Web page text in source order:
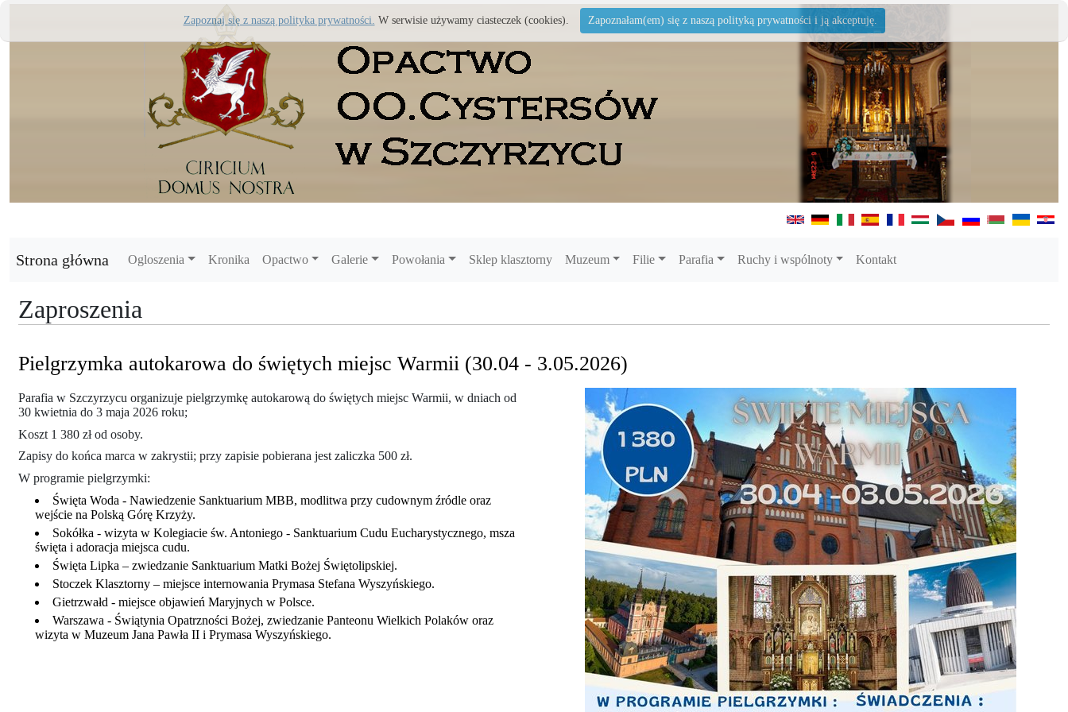
Strona główna Ogloszenia Kronika Opactwo Galerie Powołania Sklep klasztorny Muzeum Filie Parafia Ruchy i wspólnoty Kontakt
Zaproszenia
Pielgrzymka autokarowa do świętych miejsc Warmii (30.04 - 3.05.2026)
Parafia w Szczyrzycu organizuje pielgrzymkę autokarową do świętych miejsc Warmii, w dniach od
30 kwietnia do 3 maja 2026 roku;
Koszt 1 380 zł od osoby.
Zapisy do końca marca w zakrystii; przy zapisie pobierana jest zaliczka 500 zł.
W programie pielgrzymki:
Święta Woda - Nawiedzenie Sanktuarium MBB, modlitwa przy cudownym źródle oraz
wejście na Polską Górę Krzyży.
Sokółka - wizyta w Kolegiacie św. Antoniego - Sanktuarium Cudu Eucharystycznego, msza
święta i adoracja miejsca cudu.
Święta Lipka – zwiedzanie Sanktuarium Matki Bożej Świętolipskiej.
Stoczek Klasztorny – miejsce internowania Prymasa Stefana Wyszyńskiego.
Gietrzwałd - miejsce objawień Maryjnych w Polsce.
Warszawa - Świątynia Opatrzności Bożej, zwiedzanie Panteonu Wielkich Polaków oraz
wizyta w Muzeum Jana Pawła II i Prymasa Wyszyńskiego.
Zapoznaj się z naszą polityka prywatności. W serwisie używamy ciasteczek (cookies). Zapoznałam(em) się z naszą polityką prywatności i ją akceptuję.